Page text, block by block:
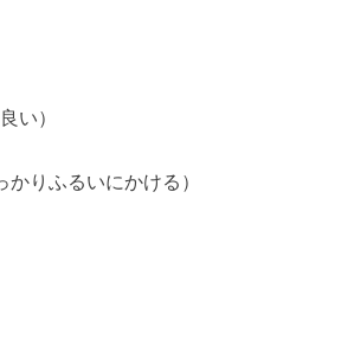
い）
りふるいにかける）